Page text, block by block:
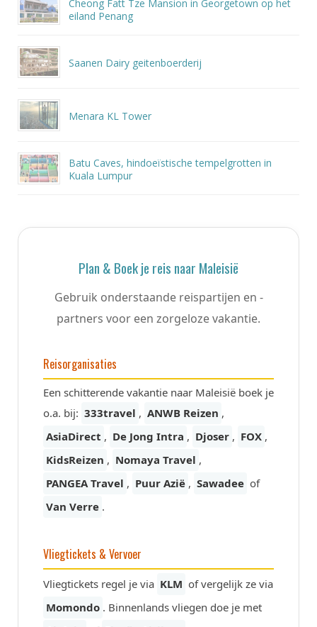
Cheong Fatt Tze Mansion in Georgetown op het
eiland Penang
Saanen Dairy geitenboerderij
Menara KL Tower
Batu Caves, hindoeïstische tempelgrotten in
Kuala Lumpur
Plan & Boek je reis naar Maleisië
Gebruik onderstaande reispartijen en -
partners voor een zorgeloze vakantie.
Reisorganisaties
Een schitterende vakantie naar Maleisië boek je
o.a. bij: 333travel , ANWB Reizen ,
AsiaDirect , De Jong Intra , Djoser , FOX ,
KidsReizen , Nomaya Travel ,
PANGEA Travel , Puur Azië , Sawadee of
Van Verre .
Vliegtickets & Vervoer
Vliegtickets regel je via KLM of vergelijk ze via
Momondo . Binnenlands vliegen doe je met